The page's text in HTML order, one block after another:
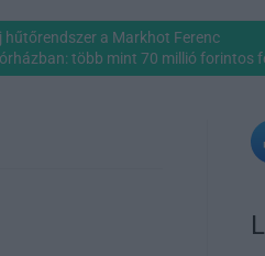
hűtőrendszer a Markhot Ferenc
több mint 70 millió forintos